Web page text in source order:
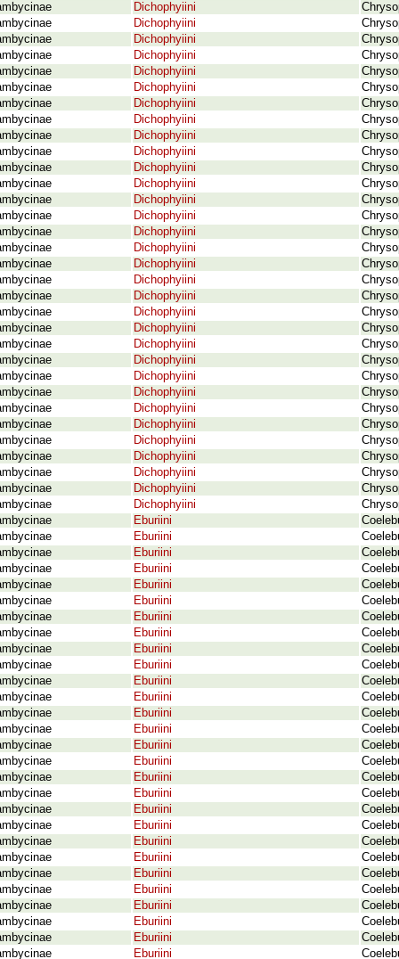
Dichophyiini
Dichophyiini
Dichophyiini
Dichophyiini
Dichophyiini
Dichophyiini
Dichophyiini
Dichophyiini
Dichophyiini
Dichophyiini
Dichophyiini
Dichophyiini
Dichophyiini
Dichophyiini
Dichophyiini
Dichophyiini
Dichophyiini
Dichophyiini
Dichophyiini
Dichophyiini
Dichophyiini
Dichophyiini
Dichophyiini
Dichophyiini
Dichophyiini
Dichophyiini
Dichophyiini
Dichophyiini
Dichophyiini
Dichophyiini
Dichophyiini
Dichophyiini
Eburiini
Eburiini
Eburiini
Eburiini
Eburiini
Eburiini
Eburiini
Eburiini
Eburiini
Eburiini
Eburiini
Eburiini
Eburiini
Eburiini
Eburiini
Eburiini
Eburiini
Eburiini
Eburiini
Eburiini
Eburiini
Eburiini
Eburiini
Eburiini
Eburiini
Eburiini
Eburiini
Eburiini